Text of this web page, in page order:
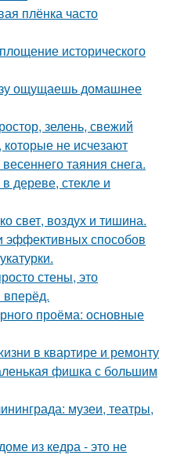
плёнка часто
исторического
ощущаешь домашнее
зелень, свежий
не исчезают
таяния снега.
дереве, стекле и
свет, воздух и тишина.
эффективных способов
стены, это
вперёд.
проёма: основные
в квартире и ремонту
фишка с большим
музеи, театры,
из кедра - это не